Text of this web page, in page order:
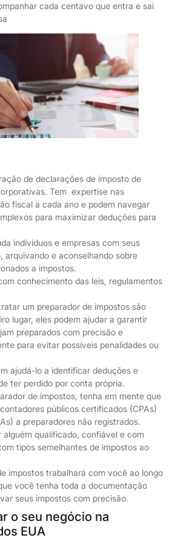
cada centavo que entra e sai
de declarações de imposto de
Tem expertise nas
fiscal a cada ano e podem navegar
para maximizar deduções para
indivíduos e empresas com seus
arquivando e aconselhando sobre
a impostos.
conhecimento das leis, regulamentos
um preparador de impostos são
lugar, eles podem ajudar a garantir
preparados com precisão e
para evitar possíveis penalidades ou
ajudá-lo a identificar deduções e
ter perdido por conta própria.
de impostos, tenha em mente que
públicos certificados (CPAs)
a preparadores não registrados.
alguém qualificado, confiável e com
tipos semelhantes de impostos ao
impostos trabalhará com você ao longo
você tenha toda a documentação
seus impostos com precisão.
o seu negócio na
EUA